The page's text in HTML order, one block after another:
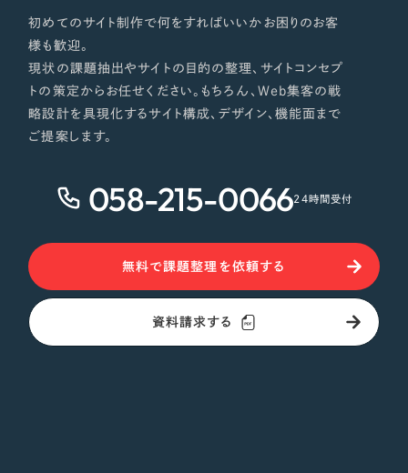
初めてのサイト制作で何をすればいいかお困りのお客
様も歓迎。
現状の課題抽出やサイトの目的の整理、サイトコンセプ
トの策定からお任せください。もちろん、Web集客の戦
略設計を具現化するサイト構成、デザイン、機能面まで
ご提案します。
058-215-006624時間受付
無料で課題整理を依頼する
資料請求する